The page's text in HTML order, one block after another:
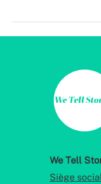
Prix
We Tell
Siège